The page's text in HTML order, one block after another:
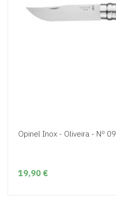
Opinel Inox - Oliveira - Nº 09
19,90 €